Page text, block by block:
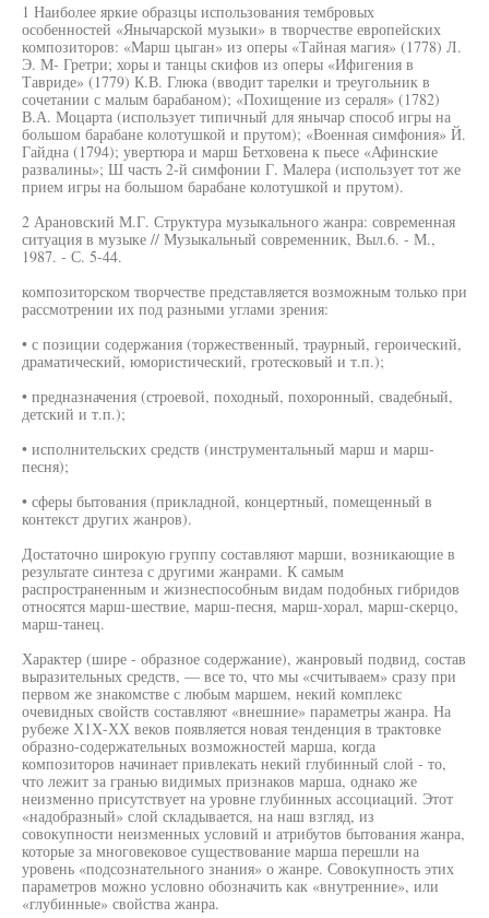
1 Наиболее яркие образцы использования тембровых
особенностей «Янычарской музыки» в творчестве европейских
композиторов: «Марш цыган» из оперы «Тайная магия» (1778) Л.
Э. М- Гретри; хоры и танцы скифов из оперы «Ифигения в
Тавриде» (1779) К.В. Глюка (вводит тарелки и треугольник в
сочетании с малым барабаном); «Похищение из сераля» (1782)
В.А. Моцарта (использует типичный для янычар способ игры на
большом барабане колотушкой и прутом); «Военная симфония» Й.
Гайдна (1794); увертюра и марш Бетховена к пьесе «Афинские
развалины»; Ш часть 2-й симфонии Г. Малера (использует тот же
прием игры на большом барабане колотушкой и прутом).
2 Арановский М.Г. Структура музыкального жанра: современная
ситуация в музыке // Музыкальный современник, Выл.6. - М.,
1987. - С. 5-44.
композиторском творчестве представляется возможным только при
рассмотрении их под разными углами зрения:
• с позиции содержания (торжественный, траурный, героический,
драматический, юмористический, гротесковый и т.п.);
• предназначения (строевой, походный, похоронный, свадебный,
детский и т.п.);
• исполнительских средств (инструментальный марш и марш-
песня);
• сферы бытования (прикладной, концертный, помещенный в
контекст других жанров).
Достаточно широкую группу составляют марши, возникающие в
результате синтеза с другими жанрами. К самым
распространенным и жизнеспособным видам подобных гибридов
относятся марш-шествие, марш-песня, марш-хорал, марш-скерцо,
марш-танец.
Характер (шире - образное содержание), жанровый подвид, состав
выразительных средств, — все то, что мы «считываем» сразу при
первом же знакомстве с любым маршем, некий комплекс
очевидных свойств составляют «внешние» параметры жанра. На
рубеже Х1Х-ХХ веков появляется новая тенденция в трактовке
образно-содержательных возможностей марша, когда
композиторов начинает привлекать некий глубинный слой - то,
что лежит за гранью видимых признаков марша, однако же
неизменно присутствует на уровне глубинных ассоциаций. Этот
«надобразный» слой складывается, на наш взгляд, из
совокупности неизменных условий и атрибутов бытования жанра,
которые за многовековое существование марша перешли на
уровень «подсознательного знания» о жанре. Совокупность этих
параметров можно условно обозначить как «внутренние», или
«глубинные» свойства жанра.